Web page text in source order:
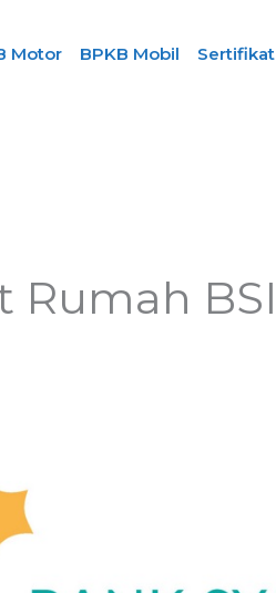
Motor BPKB Mobil Sertifikat
Rumah BSI